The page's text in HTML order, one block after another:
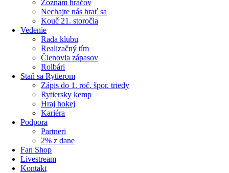
Zoznam hráčov
Nechajte nás hrať sa
Kouč 21. storočia
Vedenie
Rada klubu
Realizačný tím
Členovia zápasov
Rolbári
Staň sa Rytierom
Zápis do 1. roč. špor. triedy
Rytiersky kemp
Hraj hokej
Kariéra
Podpora
Partneri
2% z dane
Fan Shop
Livestream
Kontakt